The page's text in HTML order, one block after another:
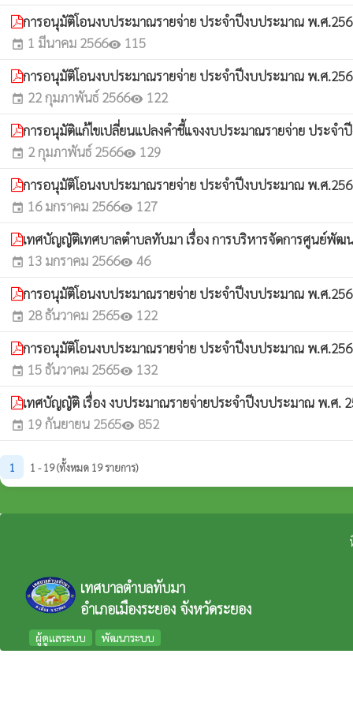
การอนุมัติโอนงบประมาณรายจ่าย ประจำปีงบประมาณ พ.ศ
event 1 มีนาคม 2566visibility 115
การอนุมัติโอนงบประมาณรายจ่าย ประจำปีงบประมาณ พ.ศ
event 22 กุมภาพันธ์ 2566visibility 122
การอนุมัติแก้ไขเปลี่ยนแปลงคำชี้แจงงบประมาณรายจ่าย ประจ
event 2 กุมภาพันธ์ 2566visibility 129
การอนุมัติโอนงบประมาณรายจ่าย ประจำปีงบประมาณ พ.ศ
event 16 มกราคม 2566visibility 127
เทศบัญญัติเทศบาลตำบลทับมา เรื่อง การบริหารจัดการศูนย์พั
event 13 มกราคม 2566visibility 46
การอนุมัติโอนงบประมาณรายจ่าย ประจำปีงบประมาณ พ.ศ
event 28 ธันวาคม 2565visibility 122
การอนุมัติโอนงบประมาณรายจ่าย ประจำปีงบประมาณ พ.ศ
event 15 ธันวาคม 2565visibility 132
เทศบัญญัติ เรื่อง งบประมาณรายจ่ายประจำปีงบประมาณ พ.ศ.
event 19 กันยายน 2565visibility 852
1 1 - 19 (ทั้งหมด 19 รายการ)
เทศบาลตำบลทับมา
อำเภอเมืองระยอง จังหวัดระยอง
ผู้ดูแลระบบ พัฒนาระบบ